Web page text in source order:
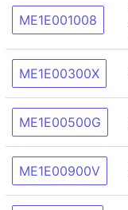
ME1E001008
ME1E00300X
ME1E00500G
ME1E00900V